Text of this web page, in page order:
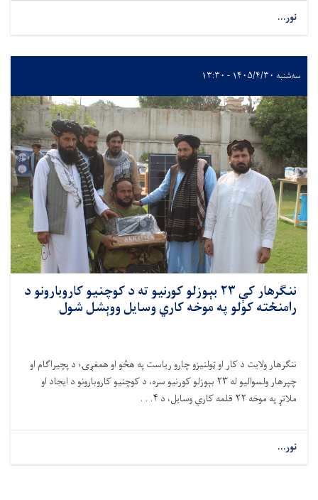
نور...
سه‌شنبه ۱۴۰۵/۴/۳۰ - ۱۳:۳۰
ننګرهار کې ۲۳ بېوزلو کورنیو ته د کوچنیو کاروبارونو د
رامنځته کولو په موخه کاري وسایل ووېشل شول
ننګرهار ولایت د کار او ټولنیزو چارو ریاست په هڅو او همغږۍ؛ د پچیراګام او
چپرهار ولسوالیو له۲۳ بېوزلو کورنیو سره، د کوچنیو کاروبارونو د ایجاد او
ملاتړ په موخه ۲۲ قلمه کاري وسایل، د ۴. . .
نور...